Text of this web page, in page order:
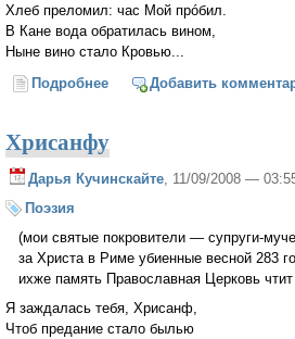
Хлеб преломил: час Мой прóбил.
В Кане вода обратилась вином,
Ныне вино стало Кровью...
Подробнее о Тайная Вечеря
Добавить
Хрисанфу
Дарья Кучинскайте, 11/09/2008 —
Поэзия
(мои святые покровители — супруги-
за Христа в Риме убиенные весной 283
ихже память Православная Церковь
Я заждалась тебя, Хрисанф,
Чтоб предание стало былью